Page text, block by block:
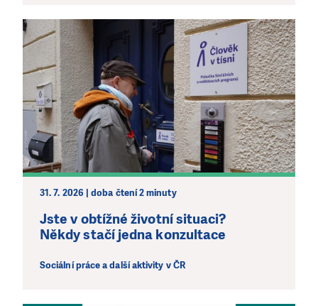
31. 7. 2026 | doba čtení 2 minuty
Jste v obtížné životní situaci?
Někdy stačí jedna konzultace
Sociální práce a další aktivity v ČR